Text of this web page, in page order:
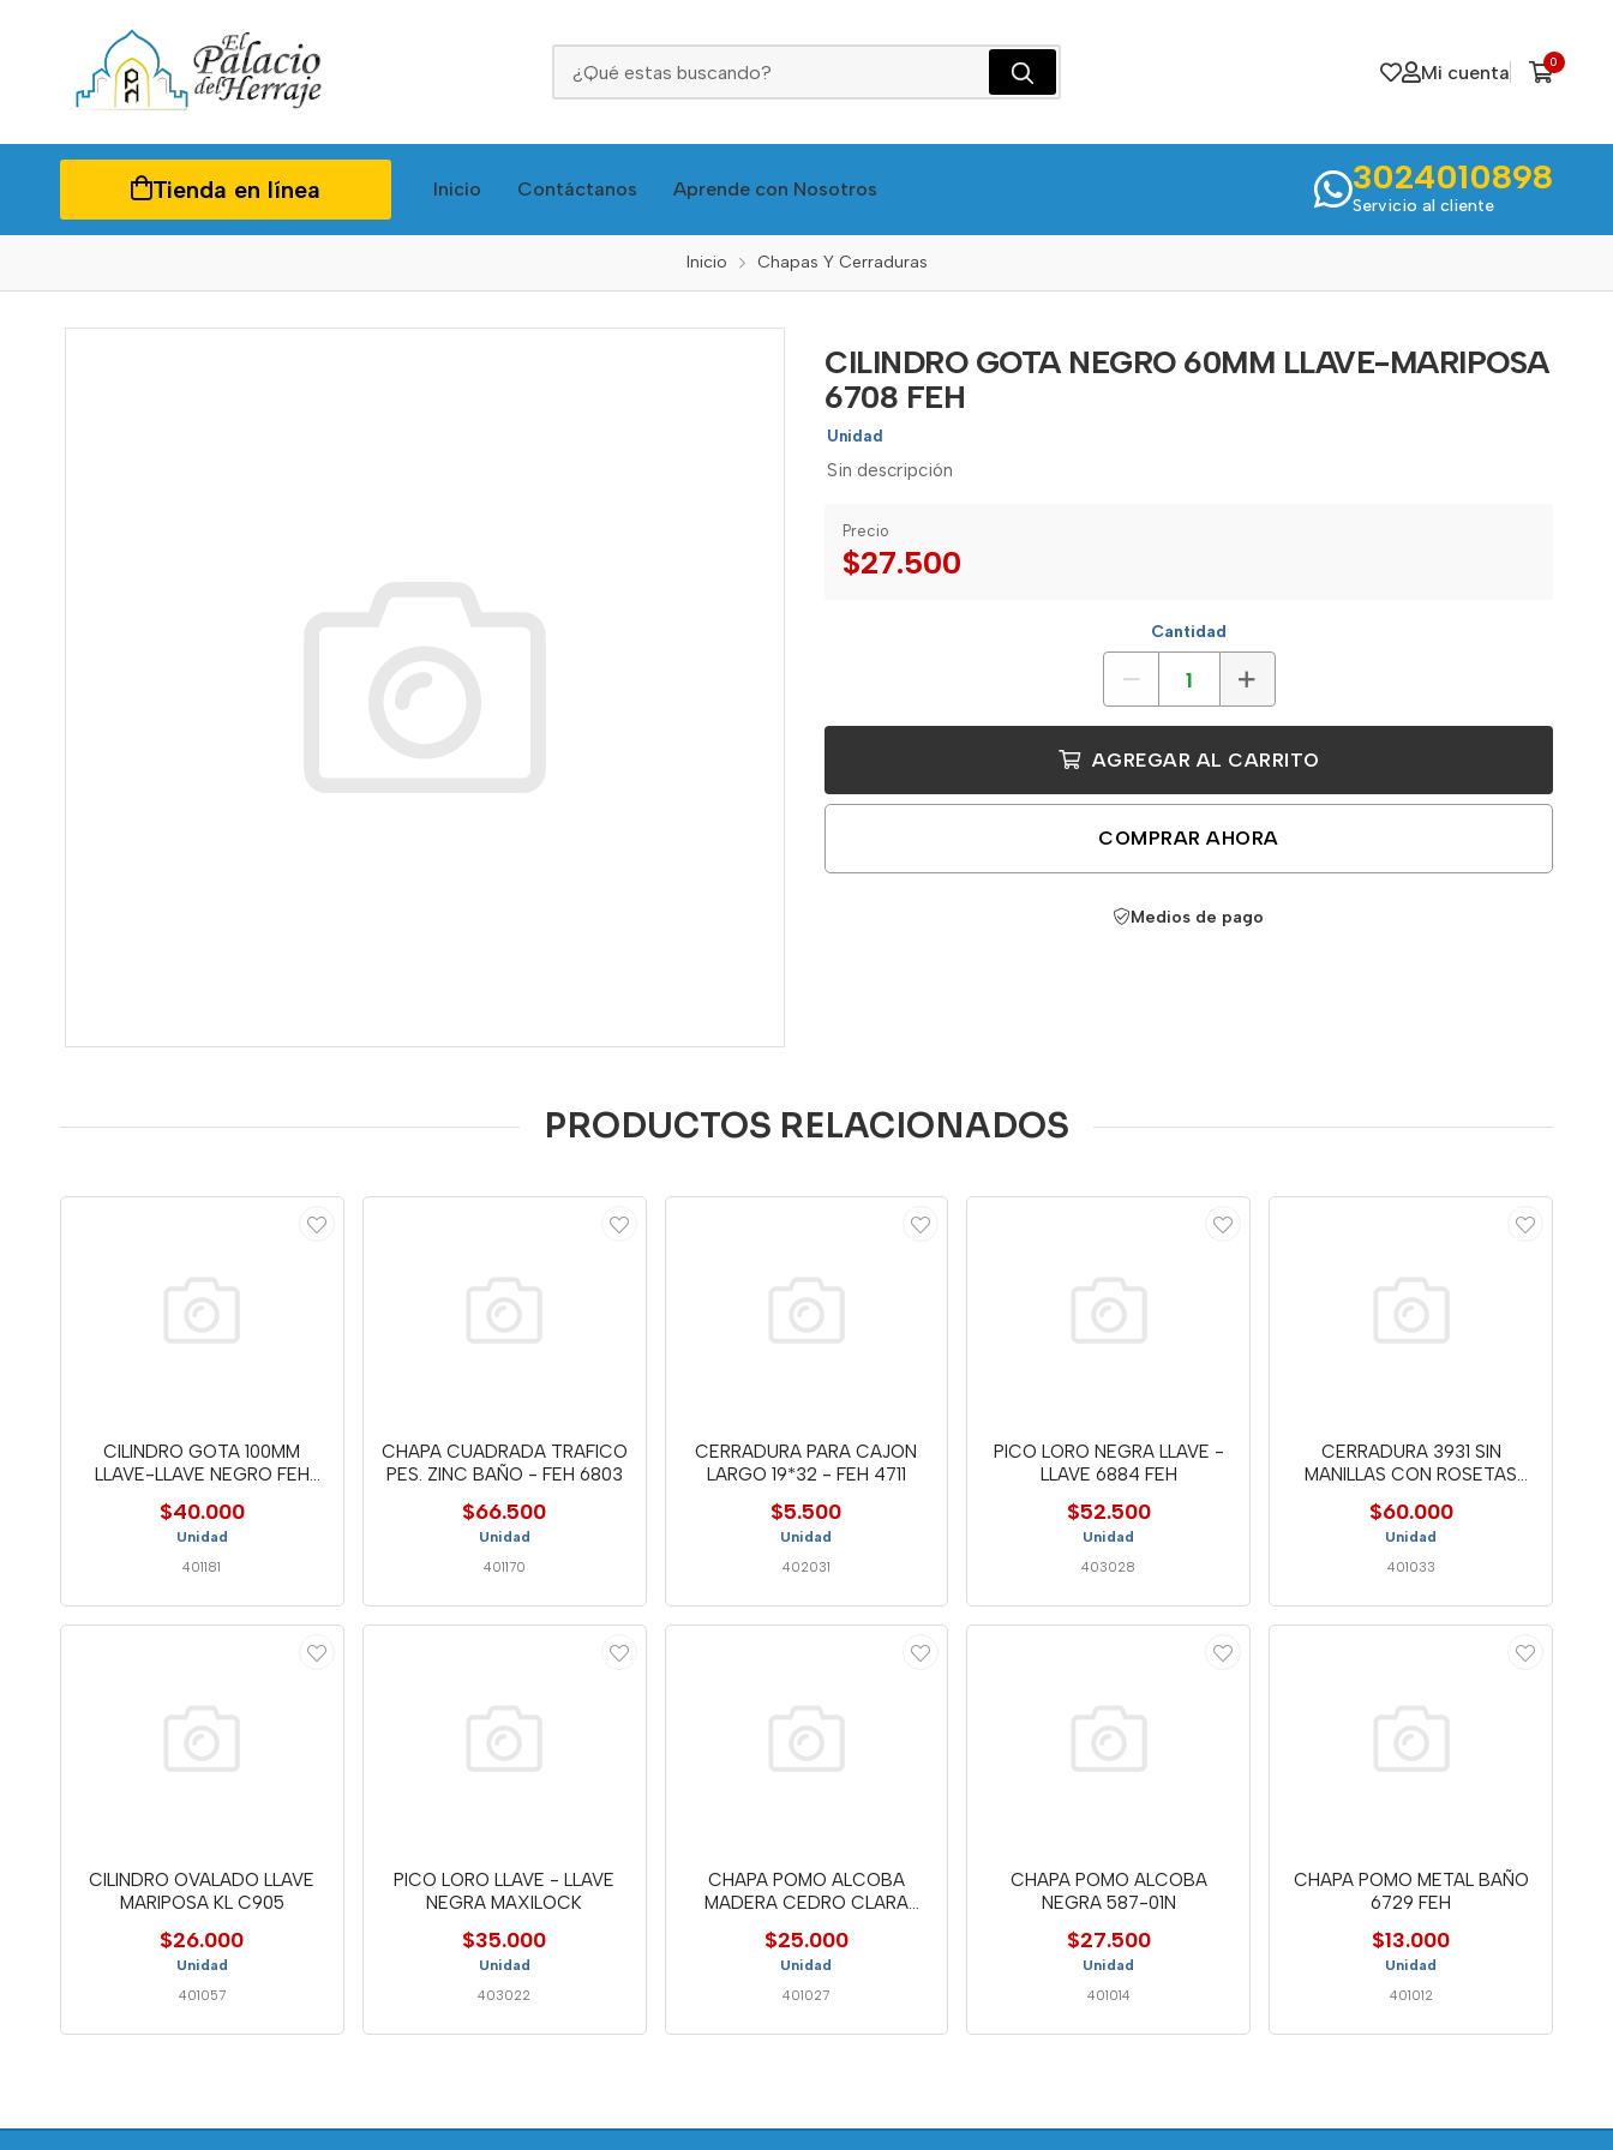
Mi cuenta 0
Tienda en línea Inicio Contáctanos Aprende con Nosotros 3024010898
Servicio al cliente
Inicio Chapas Y Cerraduras
CILINDRO GOTA NEGRO 60MM LLAVE-MARIPOSA
6708 FEH
Unidad
Sin descripción
Precio
$27.500
Cantidad
AGREGAR AL CARRITO
COMPRAR AHORA
Medios de pago
PRODUCTOS RELACIONADOS
CILINDRO GOTA 100MM
LLAVE-LLAVE NEGRO FEH
$40.000
Unidad
401181
CHAPA CUADRADA TRAFICO
PES. ZINC BAÑO - FEH 6803
$66.500
Unidad
401170
CERRADURA PARA CAJON
LARGO 19*32 - FEH 4711
$5.500
Unidad
402031
PICO LORO NEGRA LLAVE -
LLAVE 6884 FEH
$52.500
Unidad
403028
CERRADURA 3931 SIN
MANILLAS CON ROSETAS
BOCALLAVE
$60.000
Unidad
401033
CILINDRO OVALADO LLAVE
MARIPOSA KL C905
$26.000
Unidad
401057
PICO LORO LLAVE - LLAVE
NEGRA MAXILOCK
$35.000
Unidad
403022
CHAPA POMO ALCOBA
MADERA CEDRO CLARA
MAXILOCK
$25.000
Unidad
401027
CHAPA POMO ALCOBA
NEGRA 587-01N
$27.500
Unidad
401014
CHAPA POMO METAL BAÑO
6729 FEH
$13.000
Unidad
401012